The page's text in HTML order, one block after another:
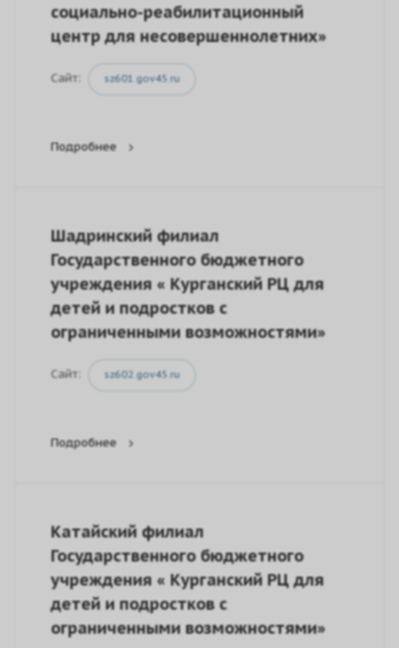
социально-реабилитационный
центр для несовершеннолетних»
Сайт: sz601.gov45.ru
Подробнее
Шадринский филиал
Государственного бюджетного
учреждения « Курганский РЦ для
детей и подростков с
ограниченными возможностями»
Сайт: sz602.gov45.ru
Подробнее
Катайский филиал
Государственного бюджетного
учреждения « Курганский РЦ для
детей и подростков с
ограниченными возможностями»